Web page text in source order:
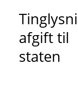
afgift til
staten